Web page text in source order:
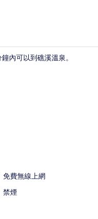
內可以到礁溪溫泉。
免費無線上網
禁煙